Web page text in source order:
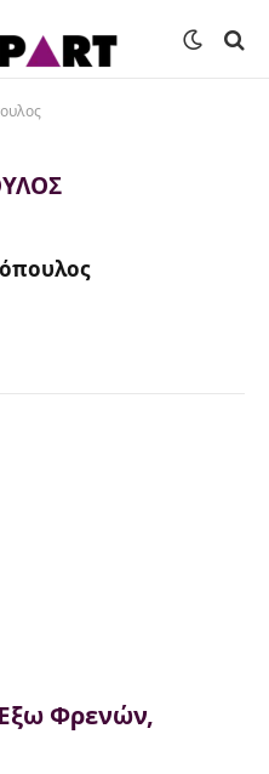
Φρενών,